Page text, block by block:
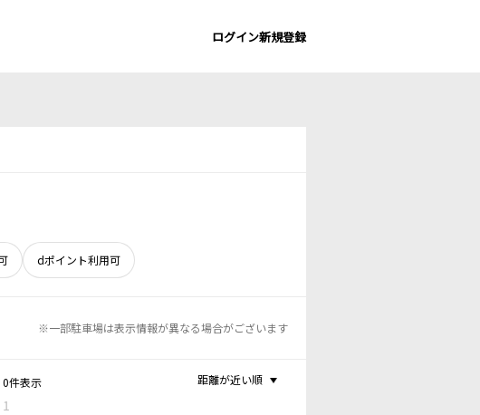
ログイン新規登録
dポイント利用可
※一部駐車場は表示情報が異なる場合がございます
0件表示
1
距離が近い順